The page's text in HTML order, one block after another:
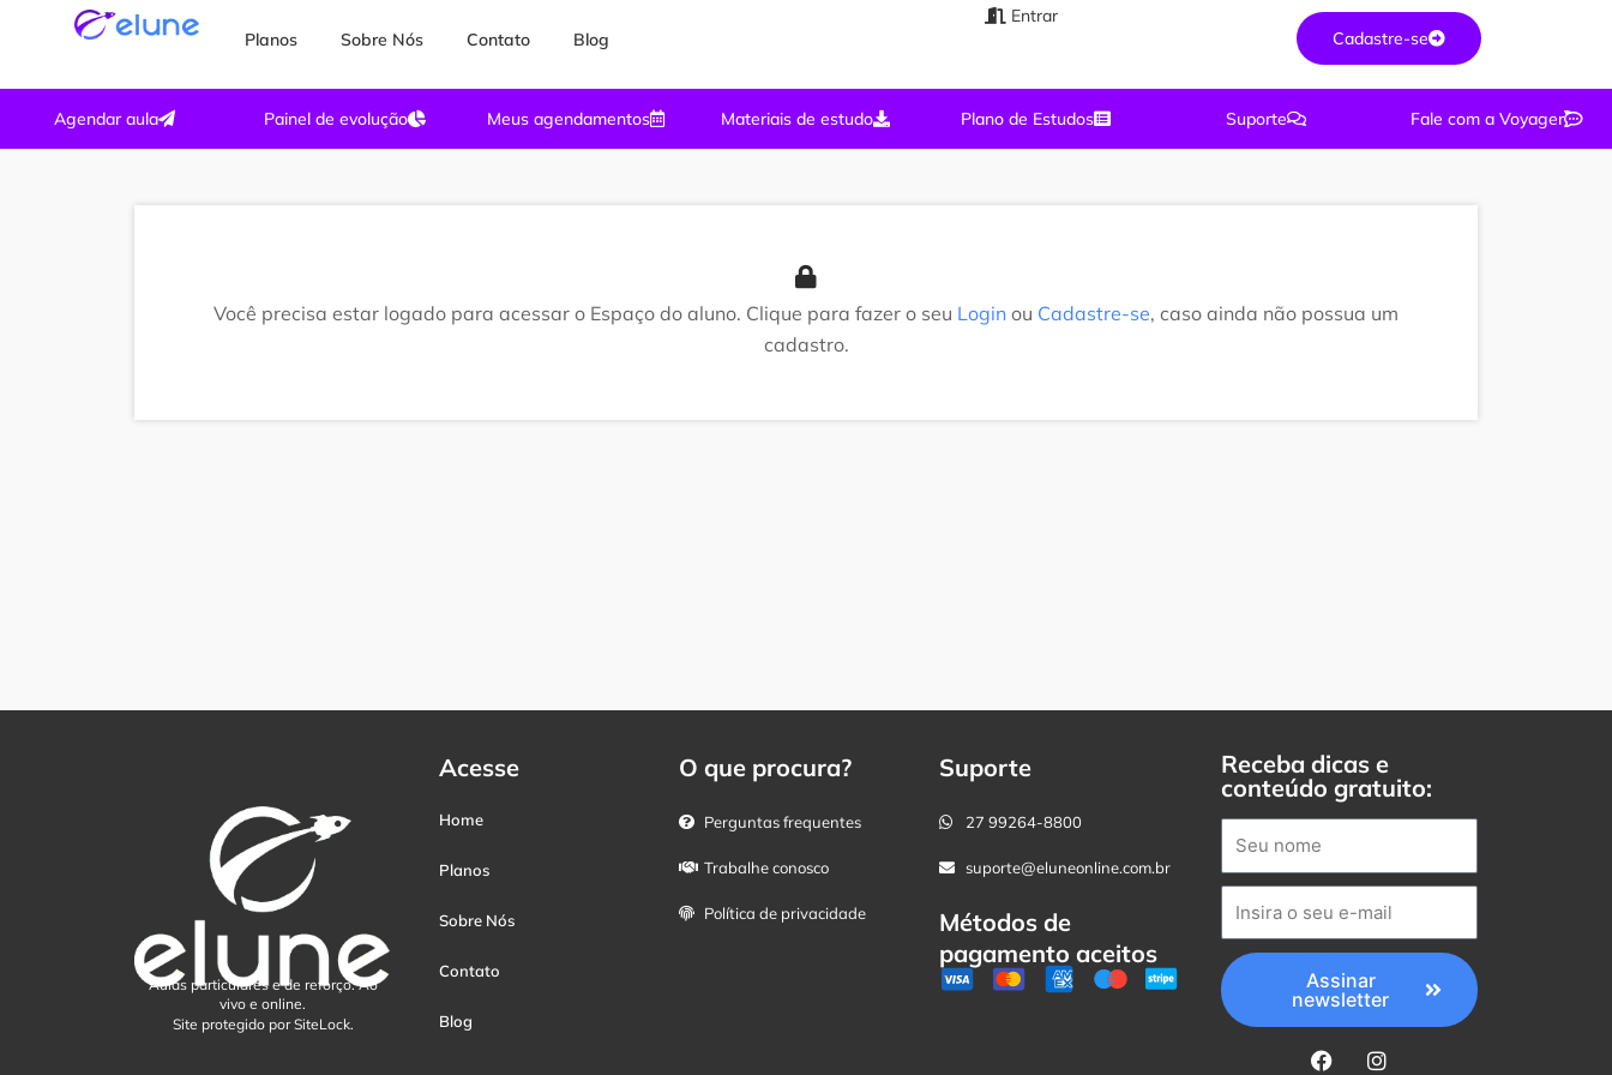
conteúdo
Planos Sobre Nós Contato Blog
Entrar
Cadastre-se
Agendar aula Painel de evolução Meus agendamentos Materiais de estudo Plano de Estudos Suporte Fale com a Voyager
Você precisa estar logado para acessar o Espaço do aluno. Clique para fazer o seu Login ou Cadastre-se, caso ainda não possua um
cadastro.
Aulas particulares e de reforço. Ao
vivo e online.
Site protegido por SiteLock.
Acesse
Home
Planos
Sobre Nós
Contato
Blog
O que procura?
Perguntas frequentes
Trabalhe conosco
Política de privacidade
Suporte
27 99264-8800
suporte@eluneonline.com.br
Métodos de
pagamento aceitos
Receba dicas e
conteúdo gratuito:
Assinar
newsletter
F
a
I
n